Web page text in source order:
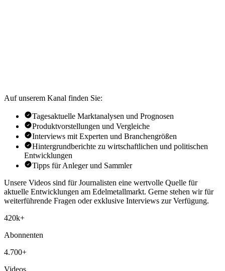
Auf unserem Kanal finden Sie:
Tagesaktuelle Marktanalysen und Prognosen
Produktvorstellungen und Vergleiche
Interviews mit Experten und Branchengrößen
Hintergrundberichte zu wirtschaftlichen und politischen
Entwicklungen
Tipps für Anleger und Sammler
Unsere Videos sind für Journalisten eine wertvolle Quelle für
aktuelle Entwicklungen am Edelmetallmarkt. Gerne stehen wir für
weiterführende Fragen oder exklusive Interviews zur Verfügung.
420k+
Abonnenten
4.700+
Videos